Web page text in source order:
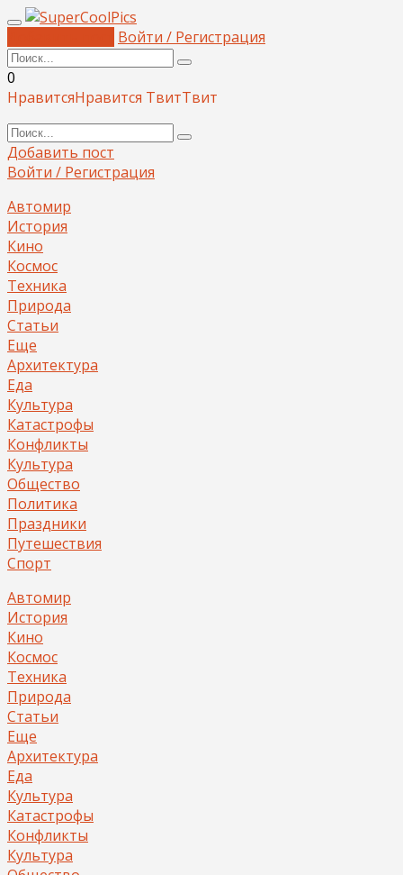
Войти / Регистрация
0
НравитсяНравится ТвитТвит
Добавить пост
Войти / Регистрация
Автомир
История
Кино
Космос
Техника
Природа
Статьи
Еще
Архитектура
Еда
Культура
Катастрофы
Конфликты
Культура
Общество
Политика
Праздники
Путешествия
Спорт
Автомир
История
Кино
Космос
Техника
Природа
Статьи
Еще
Архитектура
Еда
Культура
Катастрофы
Конфликты
Культура